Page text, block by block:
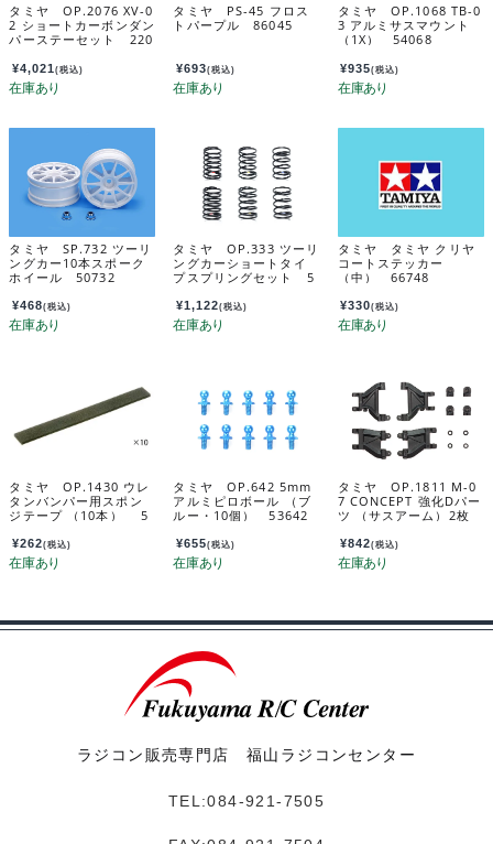
タミヤ OP.2076 XV-0
2 ショートカーボンダン
パーステーセット 220
¥4,021(税込)
タミヤ PS-45 フロス
トパープル 86045
¥693(税込)
タミヤ OP.1068 TB-0
3 アルミサスマウント
（1X） 54068
¥935(税込)
タミヤ SP.732 ツーリ
ングカー10本スポーク
ホイール 50732
¥468(税込)
タミヤ OP.333 ツーリ
ングカーショートタイ
プスプリングセット 5
¥1,122(税込)
タミヤ タミヤ クリヤ
コートステッカー
（中） 66748
¥330(税込)
タミヤ OP.1430 ウレ
タンバンパー用スポン
ジテープ （10本） 5
¥262(税込)
タミヤ OP.642 5mm
アルミピロボール （ブ
ルー・10個） 53642
¥655(税込)
タミヤ OP.1811 M-0
7 CONCEPT 強化Dパー
ツ （サスアーム）2枚
¥842(税込)
ラジコン販売専門店 福山ラジコンセンター
TEL:084-921-7505